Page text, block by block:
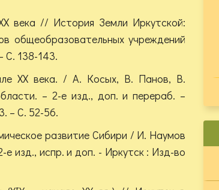
века // История Земли Иркутской:
общеобразовательных учреждений
С. 138-143.
XX века. / А. Косых, В. Панов, В.
– 2-е изд., доп. и перераб. –
– С. 52-56.
развитие Сибири / И. Наумов
изд., испр. и доп. - Иркутск : Изд-во